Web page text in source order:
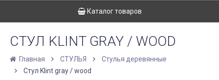
Каталог товаров
СТУЛ KLINT GRAY / WOOD
Главная СТУЛЬЯ
Стулья деревянные
Стул Klint gray / wood